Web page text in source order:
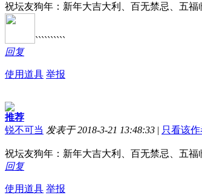
祝坛友狗年：新年大吉大利、百无禁忌、五
``````````
回复
使用道具 举报
推荐
锐不可当 发表于 2018-3-21 13:48:33 | 只看该
祝坛友狗年：新年大吉大利、百无禁忌、五
回复
使用道具 举报